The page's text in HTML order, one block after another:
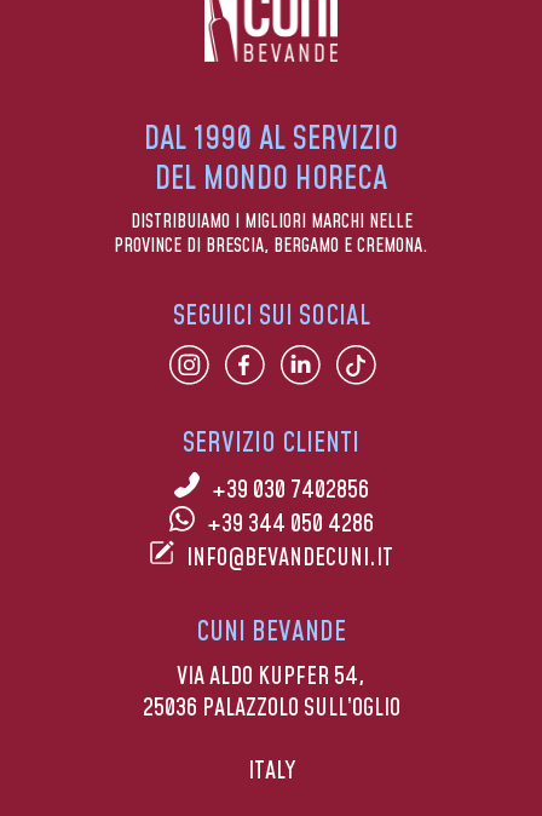
DAL 1990 AL SERVIZIO
DEL MONDO HORECA
DISTRIBUIAMO I MIGLIORI MARCHI NELLE
PROVINCE DI BRESCIA, BERGAMO E CREMONA.
SERVIZIO CLIENTI
+39 030 7402856
+39 344 050 4286
INFO@BEVANDECUNI.IT
CUNI BEVANDE
VIA ALDO KUPFER 54,
25036 PALAZZOLO SULL’OGLIO
ITALY
SEGUICI SUI SOCIAL